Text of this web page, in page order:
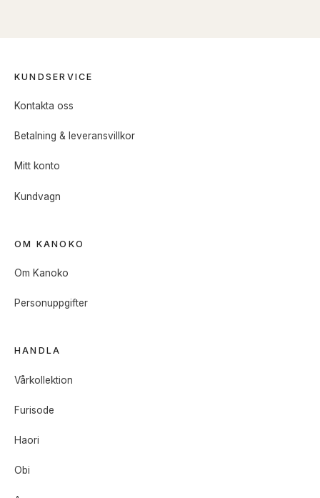
KUNDSERVICE
Kontakta oss
Betalning & leveransvillkor
Mitt konto
Kundvagn
OM KANOKO
Om Kanoko
Personuppgifter
HANDLA
Vårkollektion
Furisode
Haori
Obi